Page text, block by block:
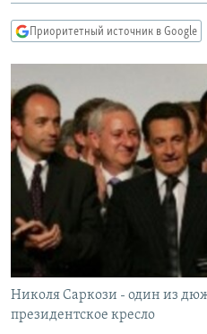
навигации
Вернутся
IDEL.РЕАЛИИ
КАВКАЗ.РЕАЛИИ
СИБИРЬ.РЕАЛИИ
РАСПИСАНИЕ ВЕЩАНИЯ
ПОДПИШИТЕСЬ НА
СОЦИАЛЬНЫЕ СЕТИ
Приоритетный источник в Google
Николя Саркози - один из
президентское кресло